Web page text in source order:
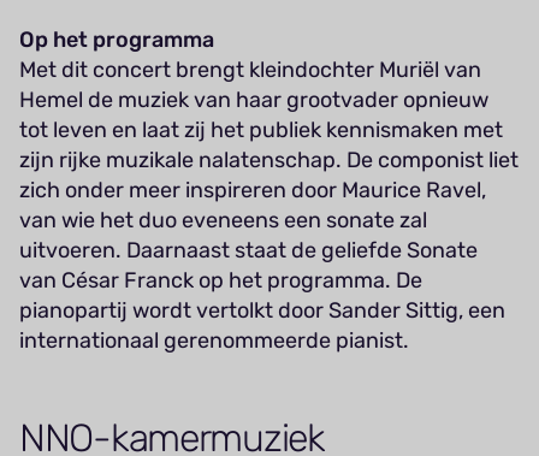
Op het programma
Met dit concert brengt kleindochter Muriël van
Hemel de muziek van haar grootvader opnieuw
tot leven en laat zij het publiek kennismaken met
zijn rijke muzikale nalatenschap. De componist liet
zich onder meer inspireren door Maurice Ravel,
van wie het duo eveneens een sonate zal
uitvoeren. Daarnaast staat de geliefde Sonate
van César Franck op het programma. De
pianopartij wordt vertolkt door Sander Sittig, een
internationaal gerenommeerde pianist.
NNO-kamermuziek